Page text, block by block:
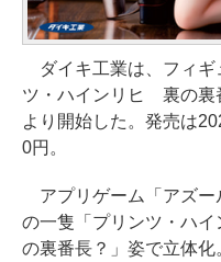
ダイキ工業は、フィギ
ツ・ハインリヒ 裏の裏
より開始した。発売は
0円。
アプリゲーム「アズー
の一隻「プリンツ・ハ
の裏番長？」姿で立体